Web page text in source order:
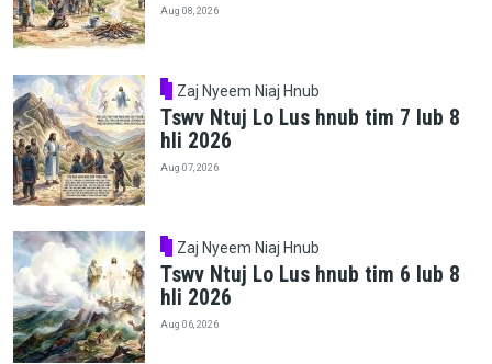
Aug 08, 2026
Zaj Nyeem Niaj Hnub
Tswv Ntuj Lo Lus hnub tim 7 lub 8
hli 2026
Aug 07, 2026
Zaj Nyeem Niaj Hnub
Tswv Ntuj Lo Lus hnub tim 6 lub 8
hli 2026
Aug 06, 2026